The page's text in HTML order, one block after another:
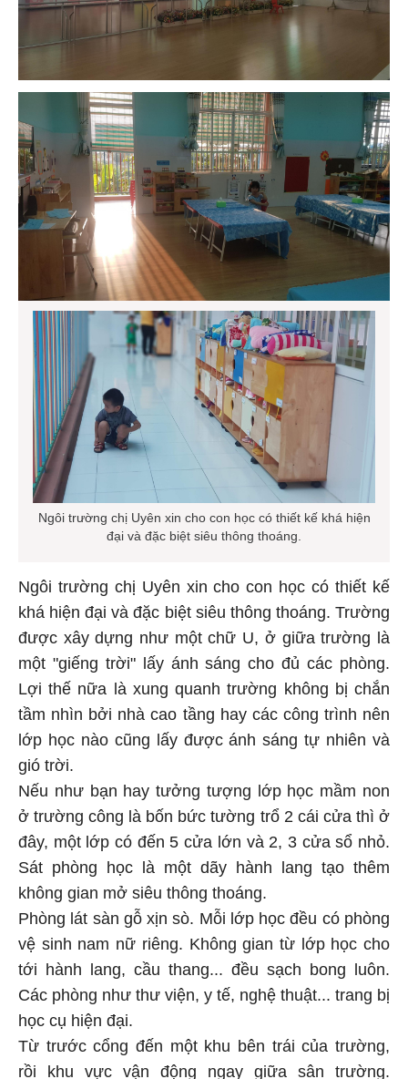
Ngôi trường chị Uyên xin cho con học có thiết kế khá hiện
đại và đặc biệt siêu thông thoáng.
Ngôi trường chị Uyên xin cho con học có thiết kế
khá hiện đại và đặc biệt siêu thông thoáng. Trường
được xây dựng như một chữ U, ở giữa trường là
một "giếng trời" lấy ánh sáng cho đủ các phòng.
Lợi thế nữa là xung quanh trường không bị chắn
tầm nhìn bởi nhà cao tầng hay các công trình nên
lớp học nào cũng lấy được ánh sáng tự nhiên và
gió trời.
Nếu như bạn hay tưởng tượng lớp học mầm non
ở trường công là bốn bức tường trổ 2 cái cửa thì ở
đây, một lớp có đến 5 cửa lớn và 2, 3 cửa sổ nhỏ.
Sát phòng học là một dãy hành lang tạo thêm
không gian mở siêu thông thoáng.
Phòng lát sàn gỗ xịn sò. Mỗi lớp học đều có phòng
vệ sinh nam nữ riêng. Không gian từ lớp học cho
tới hành lang, cầu thang... đều sạch bong luôn.
Các phòng như thư viện, y tế, nghệ thuật... trang bị
học cụ hiện đại.
Từ trước cổng đến một khu bên trái của trường,
rồi khu vực vận động ngay giữa sân trường.